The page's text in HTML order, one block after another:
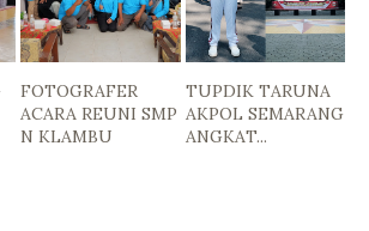
FOTOGRAFER
ACARA REUNI SMP
N KLAMBU
TUPDIK TARUNA
AKPOL SEMARANG
ANGKAT...